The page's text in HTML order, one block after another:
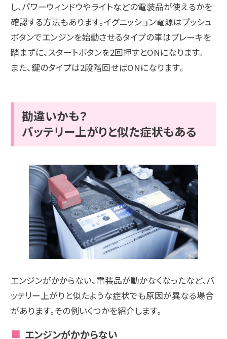
し、パワーウィンドウやライトなどの電装品が使えるかを
確認する方法もあります。イグニッション電源はプッシュ
ボタンでエンジンを始動させるタイプの車はブレーキを
踏まずに、スタートボタンを2回押すとONになります。
また、鍵のタイプは2段階回せばONになります。
勘違いかも？
バッテリー上がりと似た症状もある
エンジンがかからない、電装品が動かなくなったなど、バ
ッテリー上がりと似たような症状でも原因が異なる場合
があります。その例いくつかを紹介します。
エンジンがかからない